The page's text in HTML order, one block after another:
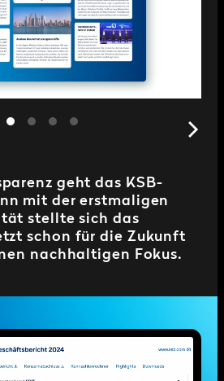
geht das KSB-
mit der erstmaligen
stellte sich das
schon für die Zukunft
nachhaltigen Fokus.